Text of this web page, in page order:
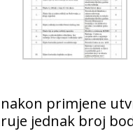
primjene
jednak broj